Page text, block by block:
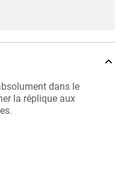
dans le
la réplique aux